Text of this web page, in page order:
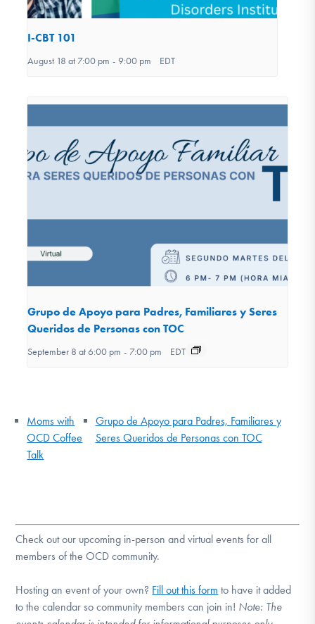
I-CBT 101
August 18 at 7:00 pm - 9:00 pm EDT
Grupo de Apoyo para Padres, Familiares y Seres
Queridos de Personas con TOC
September 8 at 6:00 pm - 7:00 pm EDT
Moms with
OCD Coffee
Talk
Grupo de Apoyo para Padres, Familiares y
Seres Queridos de Personas con TOC
Check out our upcoming in-person and virtual events for all
members of the OCD community.
Hosting an event of your own? Fill out this form to have it added
to the calendar so community members can join in! Note: The